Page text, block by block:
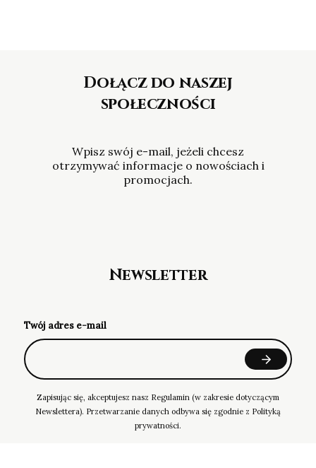
Dołącz do naszej
społeczności
Wpisz swój e-mail, jeżeli chcesz
otrzymywać informacje o nowościach i
promocjach.
Newsletter
Twój adres e-mail
Zapisując się, akceptujesz nasz Regulamin (w zakresie dotyczącym
Newslettera). Przetwarzanie danych odbywa się zgodnie z Polityką
prywatności.